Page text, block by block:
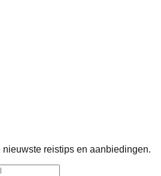
reistips en aanbiedingen.